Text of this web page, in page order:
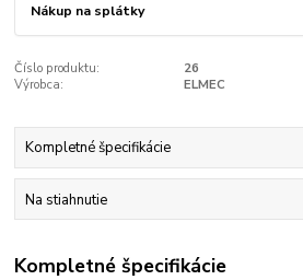
Nákup na splátky
Číslo produktu:
26
Výrobca:
ELMEC
Kompletné špecifikácie
Na stiahnutie
Kompletné špecifikácie